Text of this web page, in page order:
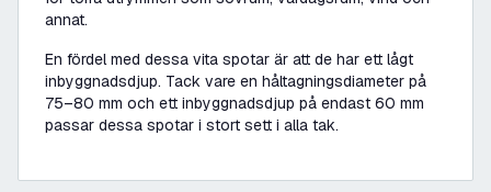
annat.
En fördel med dessa vita spotar är att de har ett lågt
inbyggnadsdjup. Tack vare en håltagningsdiameter på
75–80 mm och ett inbyggnadsdjup på endast 60 mm
passar dessa spotar i stort sett i alla tak.